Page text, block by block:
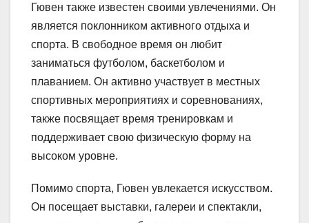
Гювен также известен своими увлечениями. Он
является поклонником активного отдыха и
спорта. В свободное время он любит
заниматься футболом, баскетболом и
плаванием. Он активно участвует в местных
спортивных мероприятиях и соревнованиях,
также посвящает время тренировкам и
поддерживает свою физическую форму на
высоком уровне.
Помимо спорта, Гювен увлекается искусством.
Он посещает выставки, галереи и спектакли,